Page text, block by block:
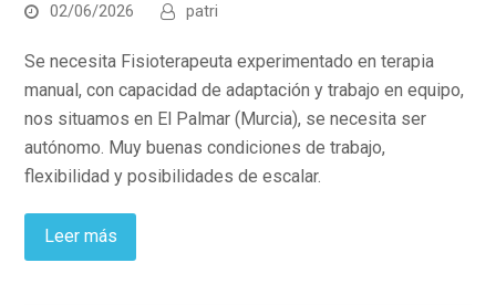
02/06/2026 patri
Se necesita Fisioterapeuta experimentado en terapia
manual, con capacidad de adaptación y trabajo en equipo,
nos situamos en El Palmar (Murcia), se necesita ser
autónomo. Muy buenas condiciones de trabajo,
flexibilidad y posibilidades de escalar.
Leer más